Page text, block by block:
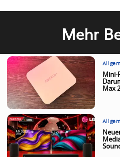
Mehr
Mini-
Max